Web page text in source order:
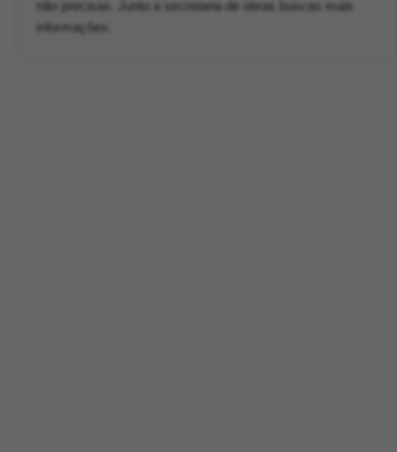
não precisas. Junto a secretaria de obras buscas mais
informações.